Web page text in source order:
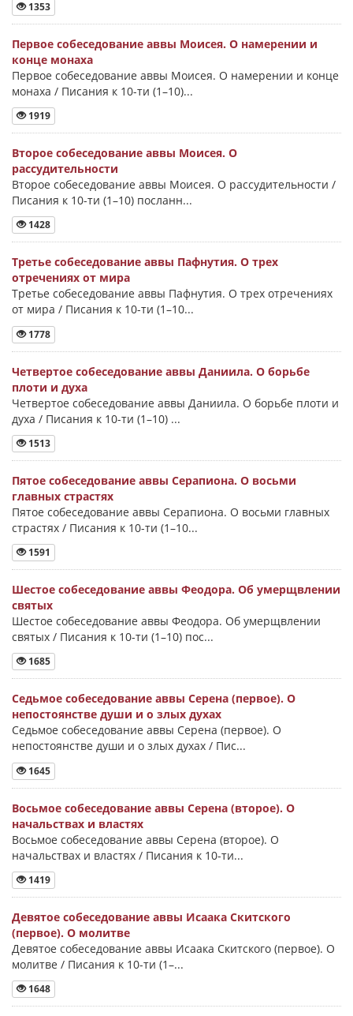
1353
Первое собеседование аввы Моисея. О намерении и
конце монаха
Первое собеседование аввы Моисея. О намерении и конце
монаха / Писания к 10-ти (1–10)...
1919
Второе собеседование аввы Моисея. О
рассудительности
Второе собеседование аввы Моисея. О рассудительности /
Писания к 10-ти (1–10) посланн...
1428
Третье собеседование аввы Пафнутия. О трех
отречениях от мира
Третье собеседование аввы Пафнутия. О трех отречениях
от мира / Писания к 10-ти (1–10...
1778
Четвертое собеседование аввы Даниила. О борьбе
плоти и духа
Четвертое собеседование аввы Даниила. О борьбе плоти и
духа / Писания к 10-ти (1–10) ...
1513
Пятое собеседование аввы Серапиона. О восьми
главных страстях
Пятое собеседование аввы Серапиона. О восьми главных
страстях / Писания к 10-ти (1–10...
1591
Шестое собеседование аввы Феодора. Об умерщвлении
святых
Шестое собеседование аввы Феодора. Об умерщвлении
святых / Писания к 10-ти (1–10) пос...
1685
Седьмое собеседование аввы Серена (первое). О
непостоянстве души и о злых духах
Седьмое собеседование аввы Серена (первое). О
непостоянстве души и о злых духах / Пис...
1645
Восьмое собеседование аввы Серена (второе). О
начальствах и властях
Восьмое собеседование аввы Серена (второе). О
начальствах и властях / Писания к 10-ти...
1419
Девятое собеседование аввы Исаака Скитского
(первое). О молитве
Девятое собеседование аввы Исаака Скитского (первое). О
молитве / Писания к 10-ти (1–...
1648